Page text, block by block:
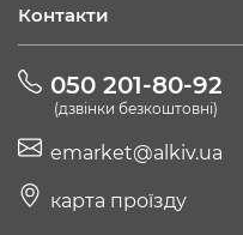
Контакти
050 201-80-92
(дзвінки безкоштовні)
emarket@alkiv.ua
карта проїзду